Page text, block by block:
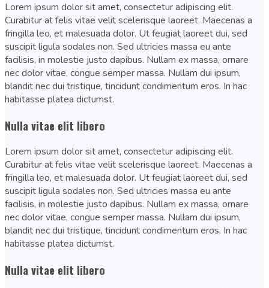
Lorem ipsum dolor sit amet, consectetur adipiscing elit.
Curabitur at felis vitae velit scelerisque laoreet. Maecenas a
fringilla leo, et malesuada dolor. Ut feugiat laoreet dui, sed
suscipit ligula sodales non. Sed ultricies massa eu ante
facilisis, in molestie justo dapibus. Nullam ex massa, ornare
nec dolor vitae, congue semper massa. Nullam dui ipsum,
blandit nec dui tristique, tincidunt condimentum eros. In hac
habitasse platea dictumst.
Nulla vitae elit libero
Lorem ipsum dolor sit amet, consectetur adipiscing elit.
Curabitur at felis vitae velit scelerisque laoreet. Maecenas a
fringilla leo, et malesuada dolor. Ut feugiat laoreet dui, sed
suscipit ligula sodales non. Sed ultricies massa eu ante
facilisis, in molestie justo dapibus. Nullam ex massa, ornare
nec dolor vitae, congue semper massa. Nullam dui ipsum,
blandit nec dui tristique, tincidunt condimentum eros. In hac
habitasse platea dictumst.
Nulla vitae elit libero